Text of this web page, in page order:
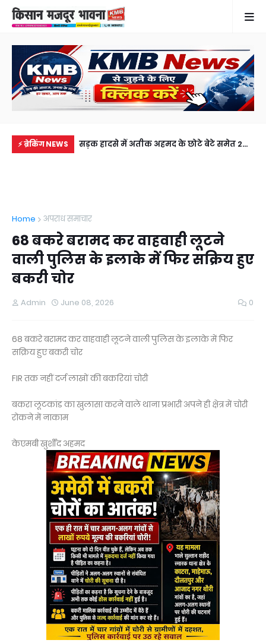
⚡ ब्रेकिंग NEWS
में से नहीं पहुंची एक
सड़क हादसे में अतीक अहमद के छोटे बेटे समेत 2
Home अपराध समाचार
68 बकरे बरामद कर वाहवाही लूटने
वाली पुलिस के इलाके में फिर सक्रिय हुए
बकरी चोर
Admin June 08, 2026 0
68 बकरे बरामद कर वाहवाही लूटने वाली पुलिस के इलाके में फिर
सक्रिय हुए बकरी चोर
FIR तक नहीं दर्ज लाखों की बकरियां चोरी
बकरा लूटकांड का खुलासा करने वाले थाना प्रभारी अपने ही क्षेत्र में चोरी
रोकने में नाकाम
केएमबी खुर्शीद अहमद